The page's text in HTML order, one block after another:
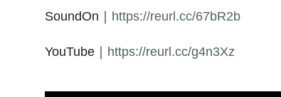
SoundOn｜ https://reurl.cc/67bR2b
YouTube｜ https://reurl.cc/g4n3Xz